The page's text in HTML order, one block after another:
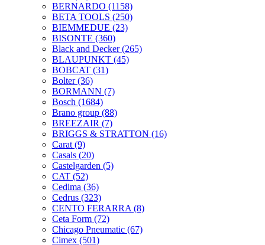
BERNARDO (1158)
BETA TOOLS (250)
BIEMMEDUE (23)
BISONTE (360)
Black and Decker(265)
BLAUPUNKT (45)
BOBCAT (31)
Bolter(36)
BORMANN (7)
Bosch (1684)
Brano group (88)
BREEZAIR (7)
BRIGGS & STRATTON (16)
Carat (9)
Casals (20)
Castelgarden (5)
CAT (52)
Cedima (36)
Cedrus (323)
CENTO FERARRA (8)
Ceta Form (72)
Chicago Pneumatic (67)
Cimex (501)